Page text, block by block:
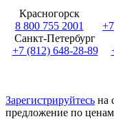
Красногорск
8 800 755 2001
Санкт-Петербург
+7 (812) 648-28-89
Зарегистрируйтесь на
предложение по ценам